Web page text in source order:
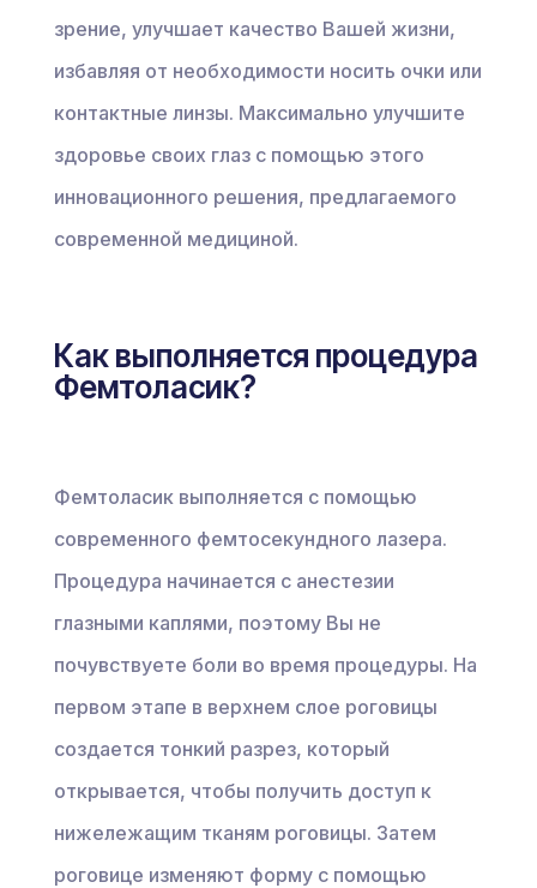
зрение, улучшает качество Вашей жизни,
избавляя от необходимости носить очки или
контактные линзы. Максимально улучшите
здоровье своих глаз с помощью этого
инновационного решения, предлагаемого
современной медициной.
Как выполняется процедура
Фемтоласик?
Фемтоласик выполняется с помощью
современного фемтосекундного лазера.
Процедура начинается с анестезии
глазными каплями, поэтому Вы не
почувствуете боли во время процедуры. На
первом этапе в верхнем слое роговицы
создается тонкий разрез, который
открывается, чтобы получить доступ к
нижележащим тканям роговицы. Затем
роговице изменяют форму с помощью